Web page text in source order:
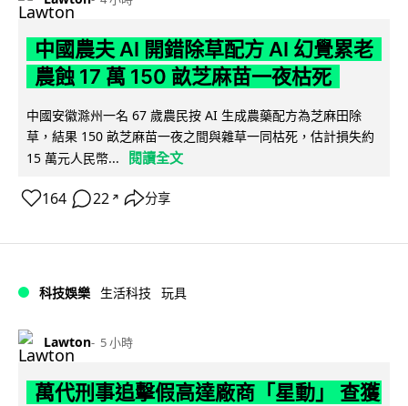
中國農夫 AI 開錯除草配方 AI 幻覺累老
農蝕 17 萬 150 畝芝麻苗一夜枯死
中國安徽滁州一名 67 歲農民按 AI 生成農藥配方為芝麻田除
草，結果 150 畝芝麻苗一夜之間與雜草一同枯死，估計損失約
15 萬元人民幣...
閱讀全文
164 22 ↗ 分享
科技娛樂 生活科技 玩具
Lawton 5 小時
萬代刑事追擊假高達廠商「星動」 查獲